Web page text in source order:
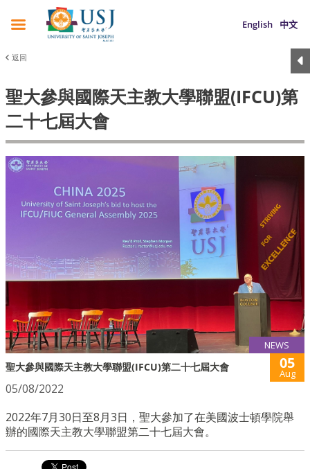
English 中文
返回
聖大參與國際天主教大學聯盟(IFCU)第
二十七屆大會
NEWS
聖大參與國際天主教大學聯盟(IFCU)第二十七屆大會 05
Aug
05/08/2022
2022年7月30日至8月3日，聖大參加了在美國波士頓學院舉
辦的國際天主教大學聯盟第二十七屆大會。